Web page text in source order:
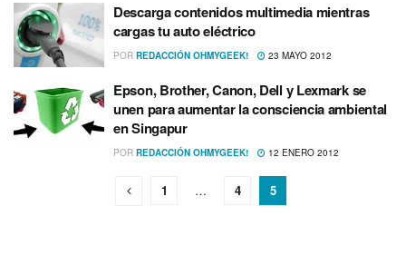
Descarga contenidos multimedia mientras
cargas tu auto eléctrico
POR REDACCIÓN OHMYGEEK! 23 MAYO 2012
Epson, Brother, Canon, Dell y Lexmark se
unen para aumentar la consciencia ambiental
en Singapur
POR REDACCIÓN OHMYGEEK! 12 ENERO 2012
1 … 4 5